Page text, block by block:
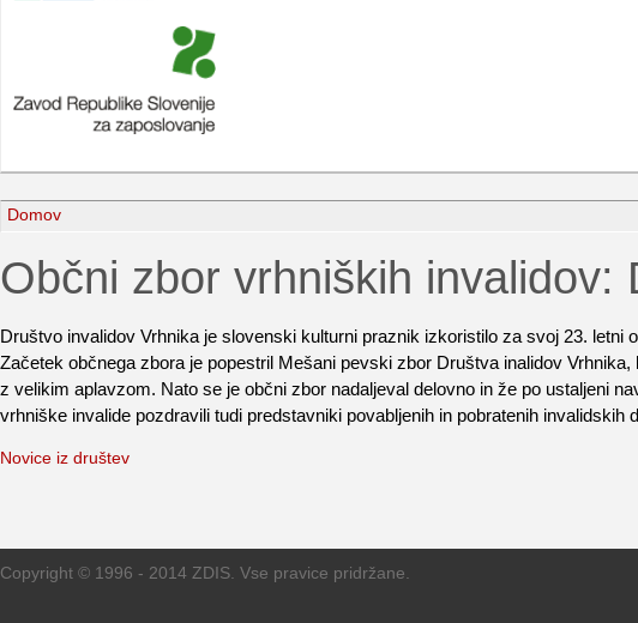
Domov
Občni zbor vrhniških
Društvo invalidov Vrhnika je slovenski kulturni praznik izkoristilo za svoj 23.
Začetek občnega zbora je popestril Mešani pevski zbor Društva inalidov
z velikim aplavzom. Nato se je občni zbor nadaljeval delovno in že po ustaljeni
vrhniške invalide pozdravili tudi predstavniki povabljenih in pobratenih
Novice iz društev
Copyright © 1996 - 2014 ZDIS. Vse pravice pridržane.